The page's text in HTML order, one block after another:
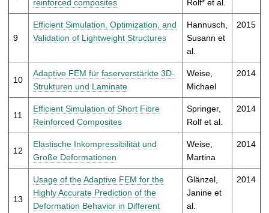
reinforced composites
Rolf* et al.
9
Efficient Simulation, Optimization, and
Validation of Lightweight Structures
Hannusch,
Susann et
al.
2015
10
Adaptive FEM für faserverstärkte 3D-
Strukturen und Laminate
Weise,
Michael
2014
11
Efficient Simulation of Short Fibre
Reinforced Composites
Springer,
Rolf et al.
2014
12
Elastische Inkompressibilität und
Große Deformationen
Weise,
Martina
2014
13
Usage of the Adaptive FEM for the
Highly Accurate Prediction of the
Deformation Behavior in Different
Glänzel,
Janine et
al.
2014